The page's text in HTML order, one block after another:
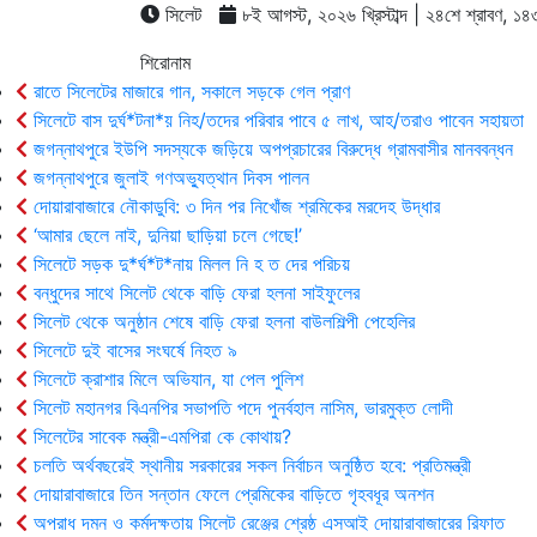
সিলেট
৮ই আগস্ট, ২০২৬ খ্রিস্টাব্দ | ২৪শে শ্রাবণ,
শিরোনাম
রাতে সিলেটের মাজারে গান, সকালে সড়কে গেল প্রাণ
সিলেটে বাস দুর্ঘ*টনা*য় নিহ/তদের পরিবার পাবে ৫ লাখ, আহ/তরাও পাবেন সহায়তা
জগন্নাথপুরে ইউপি সদস্যকে জড়িয়ে অপপ্রচারের বিরুদ্ধে গ্রামবাসীর মানববন্ধন
জগন্নাথপুরে জুলাই গণঅভ্যুত্থান দিবস পালন
দোয়ারাবাজারে নৌকাডুবি: ৩ দিন পর নিখোঁজ শ্রমিকের মরদেহ উদ্ধার
‘আমার ছেলে নাই, দুনিয়া ছাড়িয়া চলে গেছে!’
সিলেটে সড়ক দু*র্ঘ*ট*নায় মিলল নি হ ত দের পরিচয়
বন্ধুদের সাথে সিলেট থেকে বাড়ি ফেরা হলনা সাইফুলের
সিলেট থেকে অনুষ্ঠান শেষে বাড়ি ফেরা হলনা বাউলশিল্পী পেহেলির
সিলেটে দুই বাসের সংঘর্ষে নিহত ৯
সিলেটে ক্রাশার মিলে অভিযান, যা পেল পুলিশ
সিলেট মহানগর বিএনপির সভাপতি পদে পুনর্বহাল নাসিম, ভারমুক্ত লোদী
সিলেটের সাবেক মন্ত্রী-এমপিরা কে কোথায়?
চলতি অর্থবছরেই স্থানীয় সরকারের সকল নির্বাচন অনুষ্ঠিত হবে: প্রতিমন্ত্রী
দোয়ারাবাজারে তিন সন্তান ফেলে প্রেমিকের বাড়িতে গৃহবধূর অনশন
অপরাধ দমন ও কর্মদক্ষতায় সিলেট রেঞ্জের শ্রেষ্ঠ এসআই দোয়ারাবাজারের রিফাত